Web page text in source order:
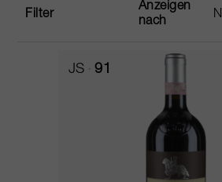
Filter
Anzeigen
nach
JS 91